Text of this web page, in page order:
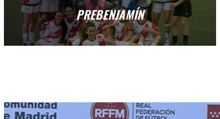
PREBENJAMÍN